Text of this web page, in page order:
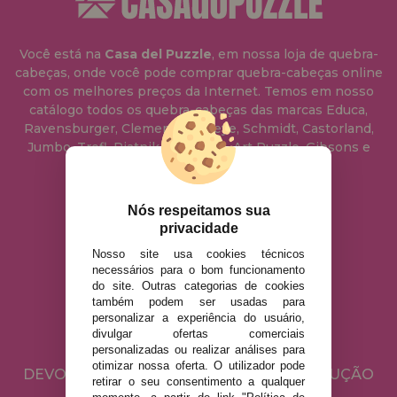
Você está na Casa del Puzzle, em nossa loja de quebra-
cabeças, onde você pode comprar quebra-cabeças online
com os melhores preços da Internet. Temos em nosso
catálogo todos os quebra-cabeças das marcas Educa,
Ravensburger, Clementoni, Heye, Schmidt, Castorland,
Jumbo, Trefl, Piatnik, Anatolian, Art Puzzle, Gibsons e
muito mais.
info@casadopuzzle.pt
AVISO LEGAL
POLÍTICA DE PRIVACIDADE
POLÍTICA DE COOKIES
ENVIO E DEVOLUÇÕES
DEVOLUÇÕES / DIREITO DE LIVRE RESOLUÇÃO
Nós respeitamos sua
privacidade
Nosso site usa cookies técnicos
necessários para o bom funcionamento
do site. Outras categorias de cookies
também podem ser usadas para
personalizar a experiência do usuário,
divulgar ofertas comerciais
personalizadas ou realizar análises para
otimizar nossa oferta. O utilizador pode
retirar o seu consentimento a qualquer